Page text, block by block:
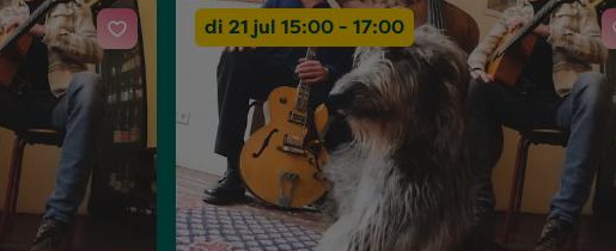
di 21 jul 15:00 - 17:00